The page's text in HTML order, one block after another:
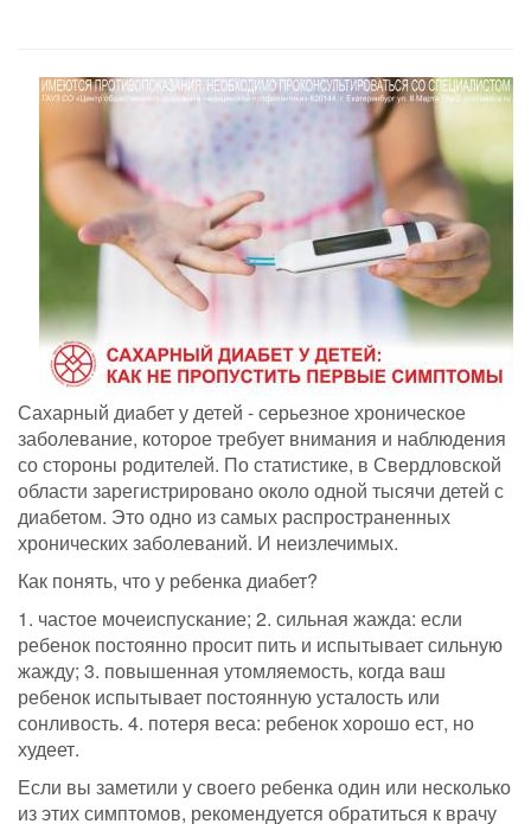
Сахарный диабет у детей - серьезное хроническое
заболевание, которое требует внимания и наблюдения
со стороны родителей. По статистике, в Свердловской
области зарегистрировано около одной тысячи детей с
диабетом. Это одно из самых распространенных
хронических заболеваний. И неизлечимых.
Как понять, что у ребенка диабет?
1. частое мочеиспускание; 2. сильная жажда: если
ребенок постоянно просит пить и испытывает сильную
жажду; 3. повышенная утомляемость, когда ваш
ребенок испытывает постоянную усталость или
сонливость. 4. потеря веса: ребенок хорошо ест, но
худеет.
Если вы заметили у своего ребенка один или несколько
из этих симптомов, рекомендуется обратиться к врачу